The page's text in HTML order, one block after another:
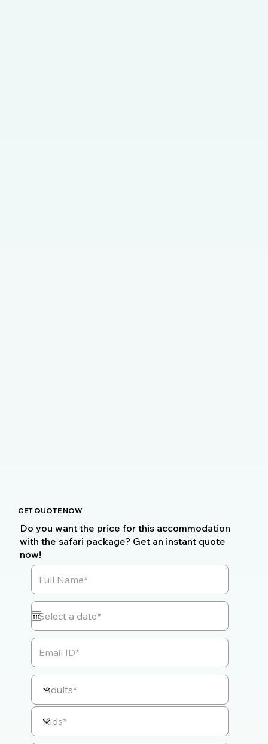
GET QUOTE NOW
Do you want the price for this accommodation
with the safari package? Get an instant quote
now!